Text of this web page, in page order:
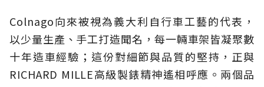
Colnago向來被視為義大利自行車工藝的代表，
以少量生產、手工打造聞名，每一輛車架皆凝聚數
十年造車經驗；這份對細節與品質的堅持，正與
RICHARD MILLE高級製錶精神遙相呼應。兩個品